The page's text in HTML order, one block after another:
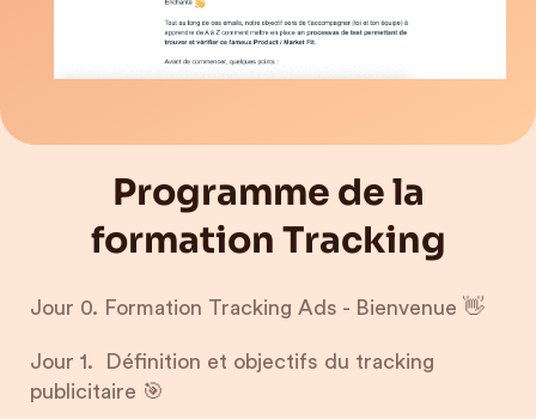
Programme de la
formation Tracking
Jour 0. Formation Tracking Ads - Bienvenue 👋
Jour 1. Définition et objectifs du tracking
publicitaire 🎯